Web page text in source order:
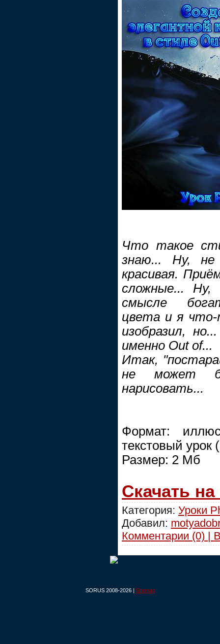
Что такое
знаю... Ну,
красивая.
сложные...
смысле
цвета и я
изобразил,
именно Out of...
Итак,
не может
нарисовать...
Формат:
текстовый урок
Размер: 2 Мб
Скачать
Категория: Уроки
Добавил:
Комментарии (0) |
SORUS 2008-2026 | Sitemap